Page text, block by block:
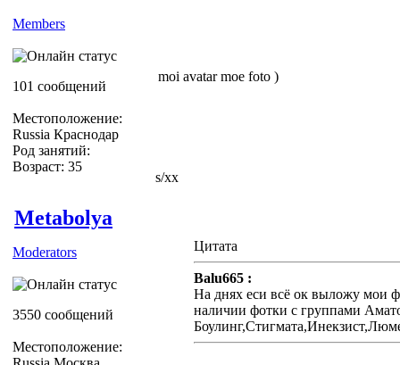
Members
101 сообщений
Местоположение:
Russia Краснодар
Род занятий:
Возраст: 35
moi avatar moe foto )
s/xx
Metabolya
Moderators
3550 сообщений
Местоположение:
Цитата
Balu665 :
На днях еси всё ок выложу мои
наличии фотки с группами